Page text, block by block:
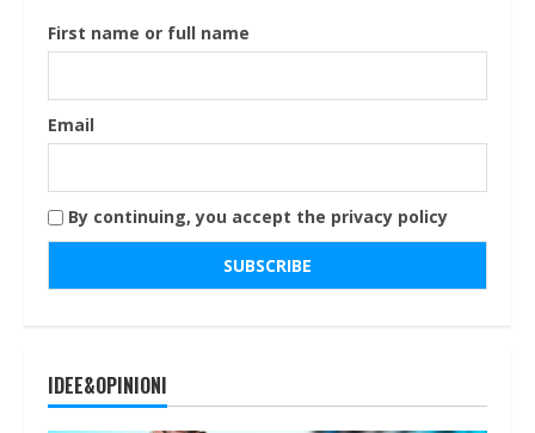
First name or full name
Email
By continuing, you accept the privacy policy
IDEE&OPINIONI